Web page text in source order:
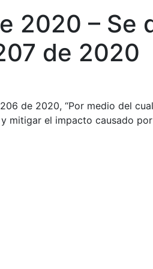
2020 – Se
de 2020
de 2020, “Por medio del
el impacto causado